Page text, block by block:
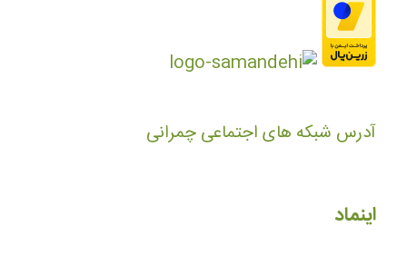
آدرس شبکه های اجتماعی چمرانی
اینماد